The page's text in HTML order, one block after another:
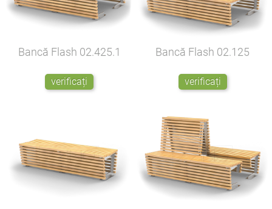
Bancă Flash 02.425.1
verificați
Bancă Flash 02.125
verificați